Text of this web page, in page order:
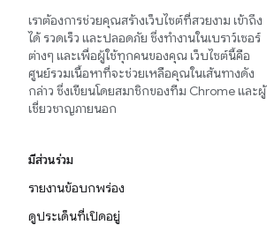
เราต้องการช่วยคุณสร้างเว็บไซต์ที่สวยงาม เข้าถึง
ได้ รวดเร็ว และปลอดภัย ซึ่งทำงานในเบราว์เซอร์
ต่างๆ และเพื่อผู้ใช้ทุกคนของคุณ เว็บไซต์นี้คือ
ศูนย์รวมเนื้อหาที่จะช่วยเหลือคุณในเส้นทางดัง
กล่าว ซึ่งเขียนโดยสมาชิกของทีม Chrome และผู้
เชี่ยวชาญภายนอก
มีส่วนร่วม
รายงานข้อบกพร่อง
ดูประเด็นที่เปิดอยู่